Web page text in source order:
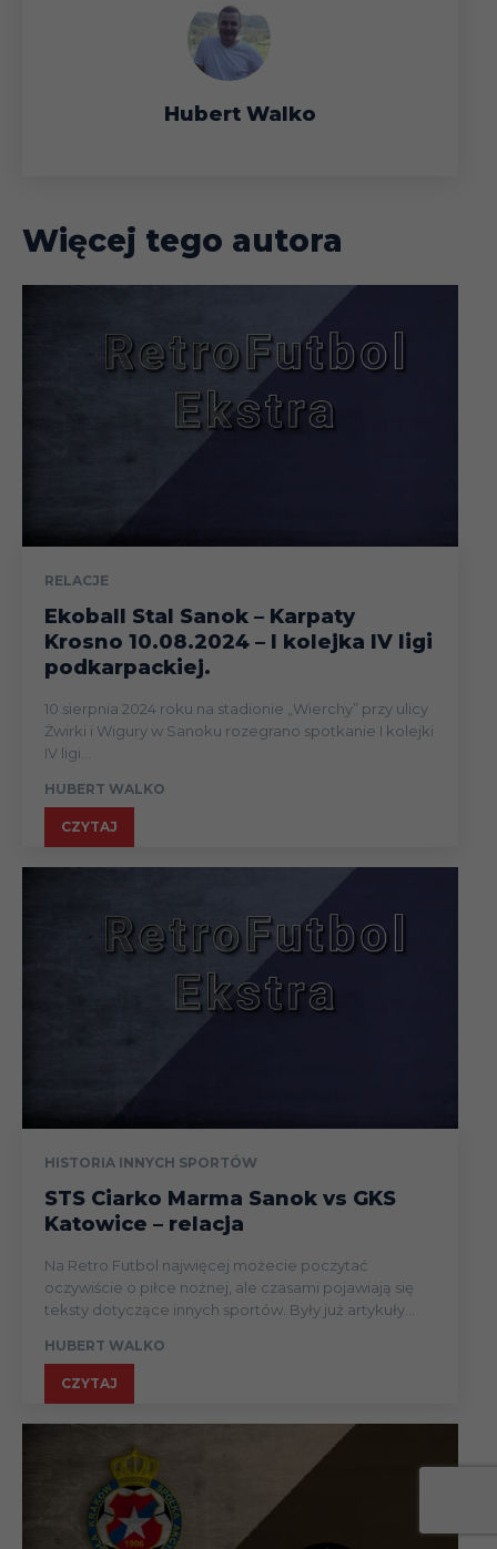
Hubert Walko
Więcej tego autora
RELACJE
Ekoball Stal Sanok – Karpaty
Krosno 10.08.2024 – I kolejka IV ligi
podkarpackiej.
10 sierpnia 2024 roku na stadionie „Wierchy” przy ulicy
Żwirki i Wigury w Sanoku rozegrano spotkanie I kolejki
IV ligi...
HUBERT WALKO
CZYTAJ
HISTORIA INNYCH SPORTÓW
STS Ciarko Marma Sanok vs GKS
Katowice – relacja
Na Retro Futbol najwięcej możecie poczytać
oczywiście o piłce nożnej, ale czasami pojawiają się
teksty dotyczące innych sportów. Były już artykuły...
HUBERT WALKO
CZYTAJ